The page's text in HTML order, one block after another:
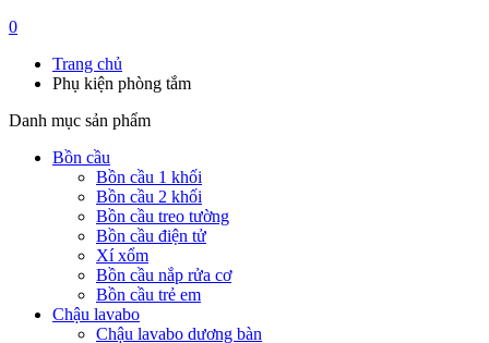
0
Trang chủ
Phụ kiện phòng tắm
Danh mục sản phẩm
Bồn cầu
Bồn cầu 1 khối
Bồn cầu 2 khối
Bồn cầu treo tường
Bồn cầu điện tử
Xí xổm
Bồn cầu nắp rửa cơ
Bồn cầu trẻ em
Chậu lavabo
Chậu lavabo dương bàn